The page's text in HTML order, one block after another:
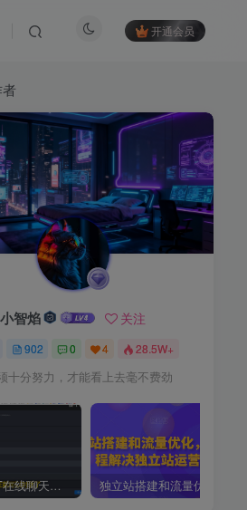
开通会员
小智焰 关注
902 0 4 28.5W+
十分努力，才能看上去毫不费劲
ChatGPT在线聊天网页源码-PHP源码版-支持图片功能，支持连续对话等【源码+视频教程】